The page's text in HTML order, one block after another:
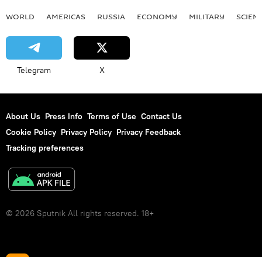
WORLD AMERICAS RUSSIA ECONOMY MILITARY
Telegram X
About Us Press Info Terms of Use Contact Us
Cookie Policy Privacy Policy Privacy Feedback
Tracking preferences
© 2026 Sputnik All rights reserved. 18+